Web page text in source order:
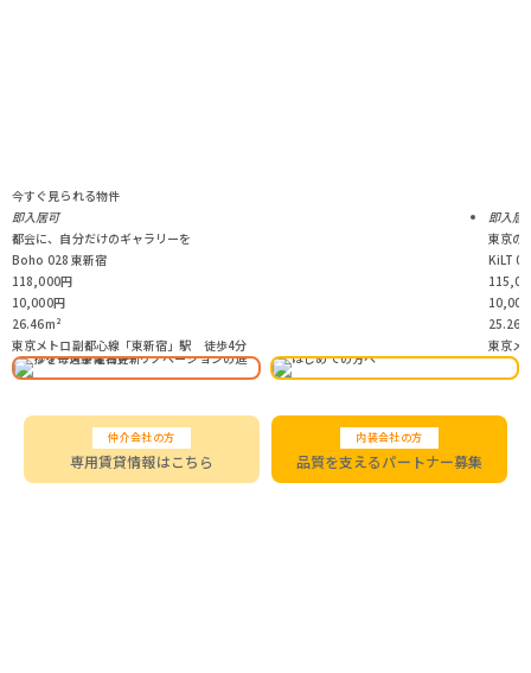
今すぐ見られる物件
即入居可
都会に、自分だけのギャラリーを
Boho 028 東新宿
118,000円
10,000円
26.46m²
東京メトロ副都心線「東新宿」駅 徒歩4分
即入居
東京の
KiLT
10,000
25.26
東京メ
仲介会社の方
専用賃貸情報はこちら
内装会社の方
品質を支えるパートナー募集